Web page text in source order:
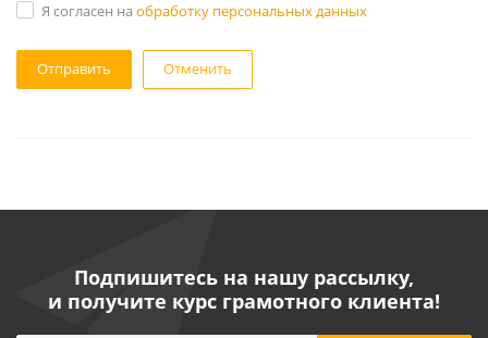
Я согласен на обработку персональных данных
Отменить
Подпишитесь на нашу рассылку,
и получите курс грамотного клиента!